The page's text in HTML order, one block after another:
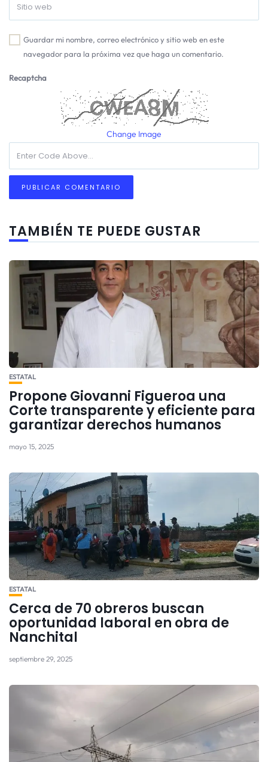
Guardar mi nombre, correo electrónico y sitio web en este
navegador para la próxima vez que haga un comentario.
Recaptcha
Change Image
TAMBIÉN TE PUEDE GUSTAR
ESTATAL
Propone Giovanni Figueroa una
Corte transparente y eficiente para
garantizar derechos humanos
mayo 15, 2025
ESTATAL
Cerca de 70 obreros buscan
oportunidad laboral en obra de
Nanchital
septiembre 29, 2025